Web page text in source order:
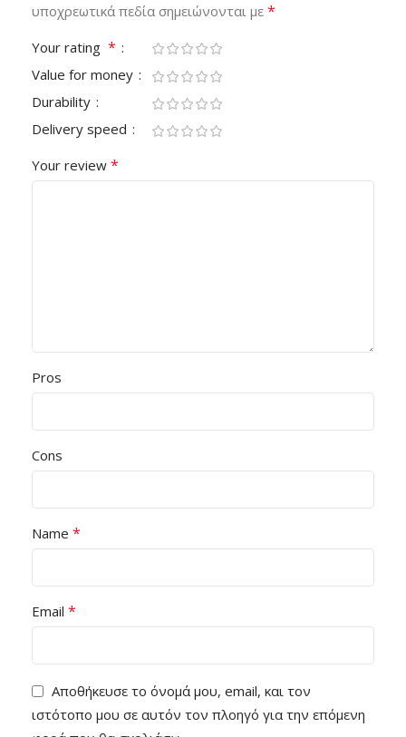
υποχρεωτικά πεδία σημειώνονται με *
Your rating *
Value for money
Durability
Delivery speed
Your review *
Pros
Cons
Name *
Email *
Αποθήκευσε το όνομά μου, email, και τον
ιστότοπο μου σε αυτόν τον πλοηγό για την επόμενη